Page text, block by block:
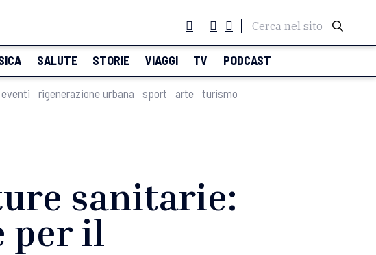
Cerca nel sito
SALUTE STORIE VIAGGI TV PODCAST
eventi rigenerazione urbana sport arte turismo
sanitarie:
per il